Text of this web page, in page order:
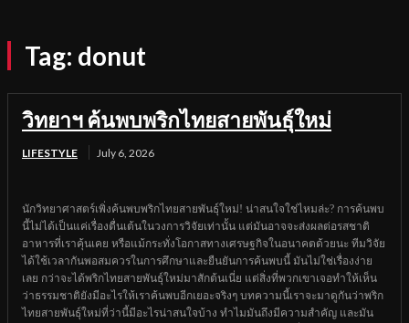
Tag: donut
วิทยาฯ ค้นพบพริกไทยสายพันธุ์ใหม่
LIFESTYLE July 6, 2026
นักวิทยาศาสตร์เพิ่งค้นพบพริกไทยสายพันธุ์ใหม่! น่าสนใจใช่ไหมล่ะ? การค้นพบ
นี้ไม่ได้เป็นแค่เรื่องตื่นเต้นในวงการวิจัยเท่านั้น แต่มันอาจจะส่งผลต่อรสชาติ
อาหารที่เราคุ้นเคย หรือแม้กระทั่งโอกาสทางเศรษฐกิจในอนาคตด้วยนะ ทีมวิจัย
ได้ใช้เวลากันพอสมควรในการศึกษาและยืนยันการค้นพบนี้ มันไม่ใช่เรื่องง่าย
เลย กว่าจะได้พริกไทยสายพันธุ์ใหม่มาสักต้นเนี่ย แต่สิ่งที่พวกเขาเจอทำให้เห็น
ว่าธรรมชาติยังมีอะไรให้เราค้นพบอีกเยอะจริงๆ บทความนี้เราจะมาดูกันว่าพริก
ไทยสายพันธุ์ใหม่ที่ว่านี้มีอะไรน่าสนใจบ้าง ทำไมมันถึงมีความสำคัญ และมัน